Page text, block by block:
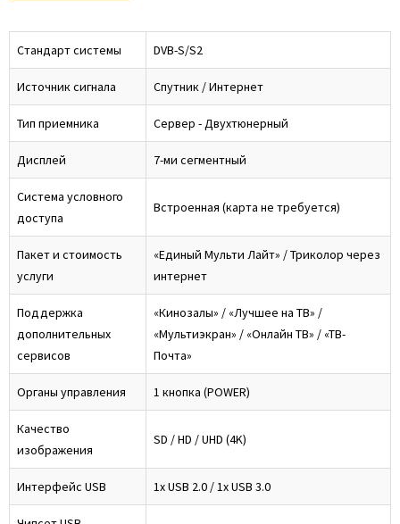
Стандарт системы DVB-S/S2
Источник сигнала Спутник / Интернет
Тип приемника Сервер - Двухтюнерный
Дисплей 7-ми сегментный
Система условного
доступа
Встроенная (карта не требуется)
Пакет и стоимость
услуги
«Единый Мульти Лайт» / Триколор через
интернет
Поддержка
дополнительных
сервисов
«Кинозалы» / «Лучшее на ТВ» /
«Мультиэкран» / «Онлайн ТВ» / «ТВ-
Почта»
Органы управления 1 кнопка (POWER)
Качество
изображения
SD / HD / UHD (4K)
Интерфейс USB 1x USB 2.0 / 1x USB 3.0